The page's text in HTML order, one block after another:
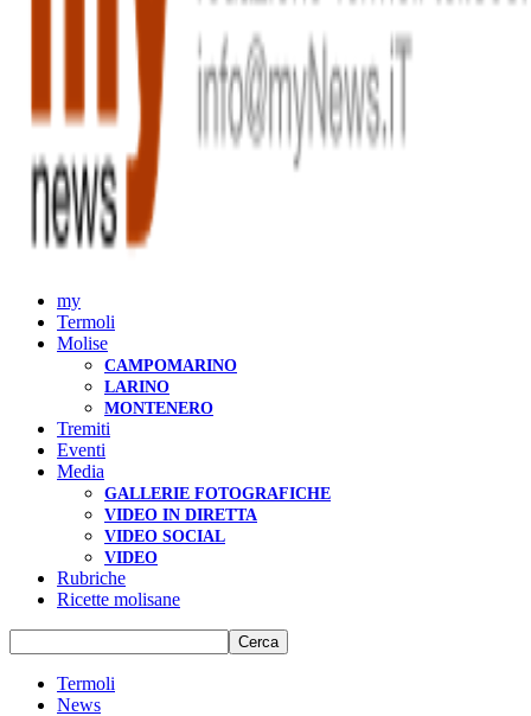
my
Termoli
Molise
CAMPOMARINO
LARINO
MONTENERO
Tremiti
Eventi
Media
GALLERIE FOTOGRAFICHE
VIDEO IN DIRETTA
VIDEO SOCIAL
VIDEO
Rubriche
Ricette molisane
Termoli
News